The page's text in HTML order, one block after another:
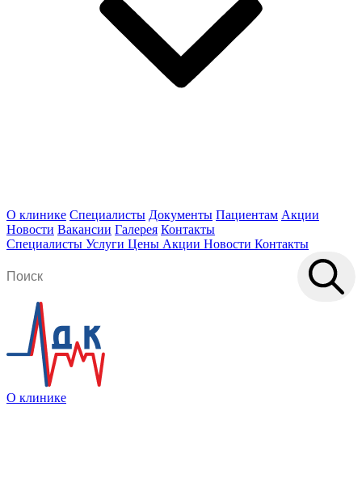
О клинике Специалисты Документы Пациентам Акции
Новости Вакансии Галерея Контакты
Специалисты Услуги Цены Акции Новости Контакты
О клинике